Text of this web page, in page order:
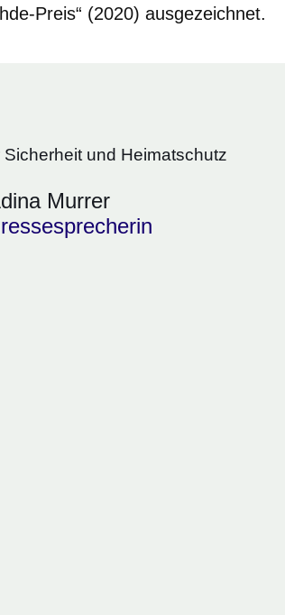
Preis“ (2020) ausgezeichnet.
und Heimatschutz
Murrer